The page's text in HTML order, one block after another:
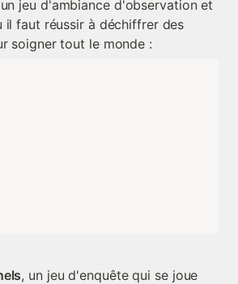
jeu d'ambiance d'observation et
il faut réussir à déchiffrer des
soigner tout le monde :
, un jeu d'enquête qui se joue